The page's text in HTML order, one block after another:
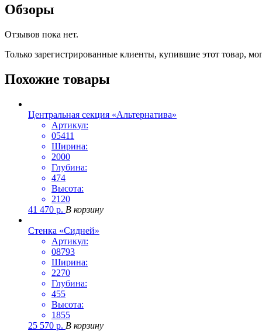
Обзоры
Отзывов пока нет.
Только зарегистрированные клиенты, купившие этот товар,
Похожие товары
Центральная секция «Альтернатива»
Артикул:
05411
Ширина:
2000
Глубина:
474
Высота:
2120
41 470 р. В корзину
Стенка «Сидней»
Артикул:
08793
Ширина:
2270
Глубина:
455
Высота:
1855
25 570 р. В корзину